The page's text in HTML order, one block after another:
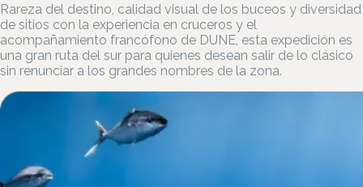
Rareza del destino, calidad visual de los buceos y diversidad
de sitios con la experiencia en cruceros y el
acompañamiento francófono de DUNE, esta expedición es
una gran ruta del sur para quienes desean salir de lo clásico
sin renunciar a los grandes nombres de la zona.